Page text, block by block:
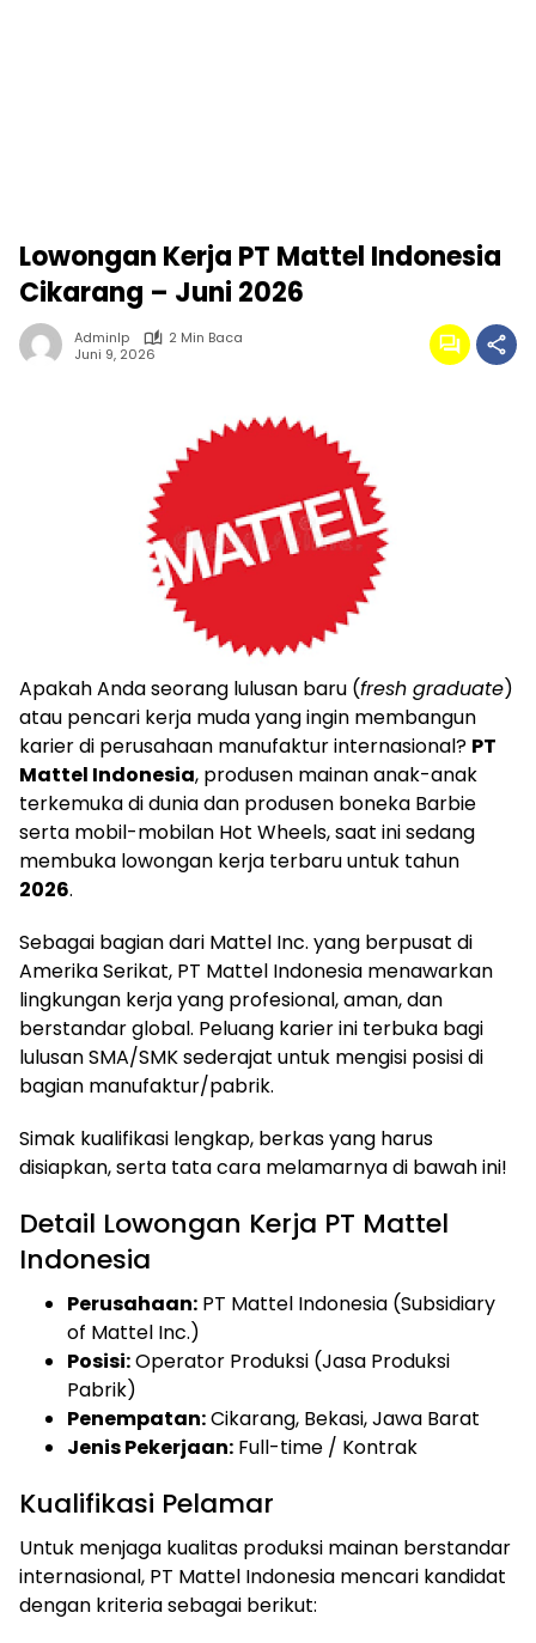
Lowongan Kerja PT Mattel Indonesia
Cikarang – Juni 2026
Adminlp
2 Min Baca
Juni 9, 2026
Apakah Anda seorang lulusan baru (fresh graduate)
atau pencari kerja muda yang ingin membangun
karier di perusahaan manufaktur internasional? PT
Mattel Indonesia, produsen mainan anak-anak
terkemuka di dunia dan produsen boneka Barbie
serta mobil-mobilan Hot Wheels, saat ini sedang
membuka lowongan kerja terbaru untuk tahun
2026.
Sebagai bagian dari Mattel Inc. yang berpusat di
Amerika Serikat, PT Mattel Indonesia menawarkan
lingkungan kerja yang profesional, aman, dan
berstandar global. Peluang karier ini terbuka bagi
lulusan SMA/SMK sederajat untuk mengisi posisi di
bagian manufaktur/pabrik.
Simak kualifikasi lengkap, berkas yang harus
disiapkan, serta tata cara melamarnya di bawah ini!
Detail Lowongan Kerja PT Mattel
Indonesia
Perusahaan: PT Mattel Indonesia (Subsidiary
of Mattel Inc.)
Posisi:Operator Produksi (Jasa Produksi
Pabrik)
Penempatan:Cikarang, Bekasi, Jawa Barat
Jenis Pekerjaan: Full-time / Kontrak
Kualifikasi Pelamar
Untuk menjaga kualitas produksi mainan berstandar
internasional, PT Mattel Indonesia mencari kandidat
dengan kriteria sebagai berikut: